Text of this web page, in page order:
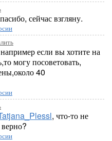
сейчас взгляну.
если вы хотите на
могу посоветовать,
40
, что-то не